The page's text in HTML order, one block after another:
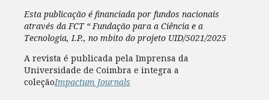
Esta publicação é financiada por fundos nacionais
através da FCT “ Fundação para a Ciência e a
Tecnologia, I.P., no mbito do projeto UID/5021/2025
A revista é publicada pela Imprensa da
Universidade de Coimbra e integra a
coleçãoImpactum Journals